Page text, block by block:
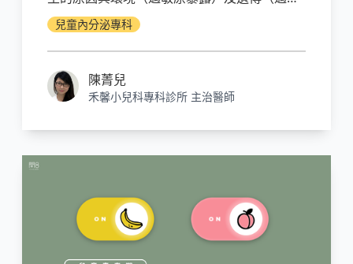
性體質）相關。當呼吸道暴露在過敏原之下會
造成呼吸道的過度敏感，使得呼吸道表皮發炎
及損傷腫脹，且常會伴隨氣管收縮的狀況，在
這兩者的加乘作用之下，呼吸道就會狹窄堵
塞，導致反覆的喘鳴發作、呼吸急促、胸悶，
兒童內分泌專科
陳菁兒
禾馨小兒科專科診所 主治醫師